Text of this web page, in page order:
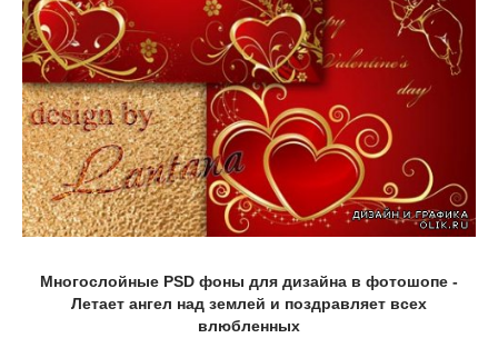
Многослойные PSD фоны для дизайна в фотошопе -
Летает ангел над землей и поздравляет всех
влюбленных